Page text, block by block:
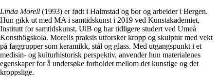
Linda Morell (1993) er født i Halmstad og bor og arbeider i Bergen.
Hun gikk ut med MA i samtidskunst i 2019 ved Kunstakademiet,
Institutt for samtidskunst, UiB og har tidligere studert ved Umeå
Konsthögskola. Morells praksis utforsker kropp og skulptur med vekt
på faggrupper som keramikk, stål og glass. Med utgangspunkt i et
medisin- og kulturhistorisk perspektiv, anvender hun materialenes
egenskaper for å undersøke forholdet mellom det kunstige og det
kroppslige.